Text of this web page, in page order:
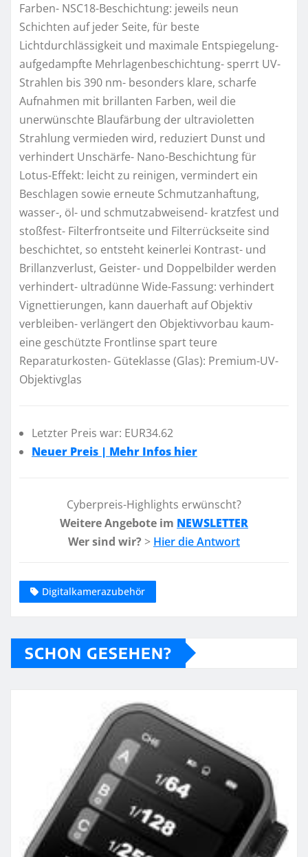
Farben- NSC18-Beschichtung: jeweils neun
Schichten auf jeder Seite, für beste
Lichtdurchlässigkeit und maximale Entspiegelung-
aufgedampfte Mehrlagenbeschichtung- sperrt UV-
Strahlen bis 390 nm- besonders klare, scharfe
Aufnahmen mit brillanten Farben, weil die
unerwünschte Blaufärbung der ultravioletten
Strahlung vermieden wird, reduziert Dunst und
verhindert Unschärfe- Nano-Beschichtung für
Lotus-Effekt: leicht zu reinigen, vermindert ein
Beschlagen sowie erneute Schmutzanhaftung,
wasser-, öl- und schmutzabweisend- kratzfest und
stoßfest- Filterfrontseite und Filterrückseite sind
beschichtet, so entsteht keinerlei Kontrast- und
Brillanzverlust, Geister- und Doppelbilder werden
verhindert- ultradünne Wide-Fassung: verhindert
Vignettierungen, kann dauerhaft auf Objektiv
verbleiben- verlängert den Objektivvorbau kaum-
eine geschützte Frontlinse spart teure
Reparaturkosten- Güteklasse (Glas): Premium-UV-
Objektivglas
Letzter Preis war: EUR34.62
Neuer Preis | Mehr Infos hier
Cyberpreis-Highlights erwünscht?
Weitere Angebote im NEWSLETTER
Wer sind wir? > Hier die Antwort
Digitalkamerazubehör
SCHON GESEHEN?